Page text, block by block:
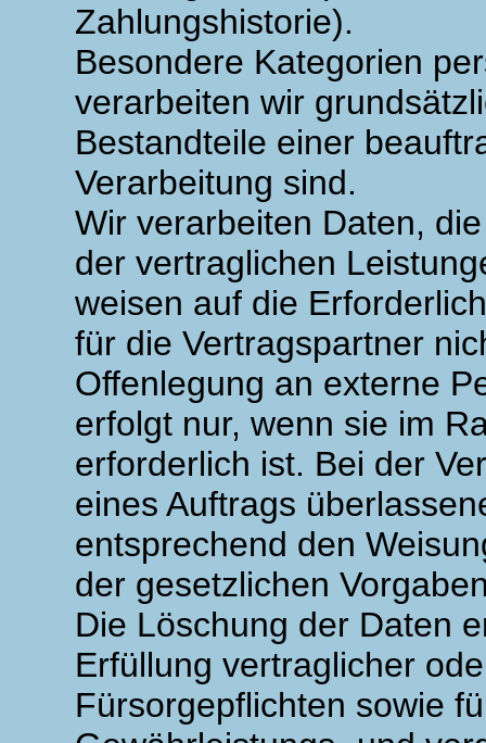
Zahlungshistorie).
Besondere Kategorien
verarbeiten wir
Bestandteile einer
Verarbeitung sind.
Wir verarbeiten Daten,
der vertraglichen
weisen auf die
für die Vertragspartner
Offenlegung an externe
erfolgt nur, wenn sie im
erforderlich ist. Bei der
eines Auftrags
entsprechend den
der gesetzlichen
Die Löschung der Daten
Erfüllung vertraglicher
Fürsorgepflichten sowie